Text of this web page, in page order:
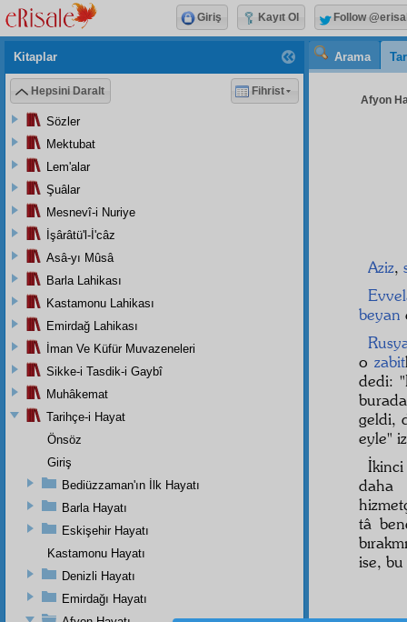
Arama
Afyon
Aziz,
beyan
o zabit
dedi:
geldi,
eyle"
daha
tâ
ise, bu
Kitaplar
Hepsini Daralt Fihrist
Sözler
Mektubat
Lem'alar
Şuâlar
Mesnevî-i Nuriye
İşârâtü'l-İ'câz
Asâ-yı Mûsâ
Barla Lahikası
Kastamonu Lahikası
Emirdağ Lahikası
İman Ve Küfür Muvazeneleri
Sikke-i Tasdik-i Gaybî
Muhâkemat
Tarihçe-i Hayat
Önsöz
Giriş
Bediüzzaman'ın İlk Hayatı
Barla Hayatı
Eskişehir Hayatı
Kastamonu Hayatı
Denizli Hayatı
Emirdağı Hayatı
Giriş Kayıt Ol Follow